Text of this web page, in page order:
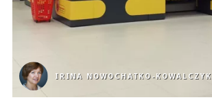
IRINA NOWOCHATKO-KOWALCZYK